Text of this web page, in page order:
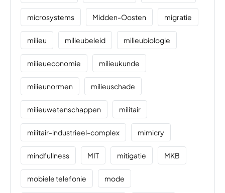
microsystems Midden-Oosten migratie
milieu milieubeleid milieubiologie
milieueconomie milieukunde
milieunormen milieuschade
milieuwetenschappen militair
militair-industrieel-complex mimicry
mindfullness MIT mitigatie MKB
mobiele telefonie mode